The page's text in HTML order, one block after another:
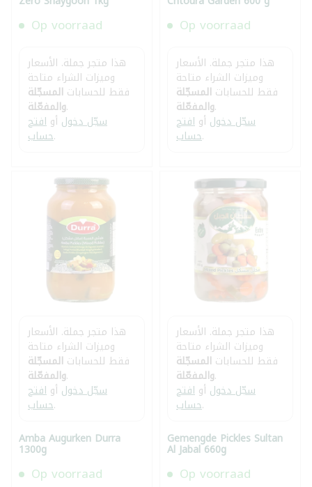
Op voorraad
هذا متجر جملة. الأسعار
وميزات الشراء متاحة
فقط للحسابات المسجّلة
والمفعّلة.
سجّل دخول أو افتح
حساب.
Op voorraad
هذا متجر جملة. الأسعار
وميزات الشراء متاحة
فقط للحسابات المسجّلة
والمفعّلة.
سجّل دخول أو افتح
حساب.
هذا متجر جملة. الأسعار
وميزات الشراء متاحة
فقط للحسابات المسجّلة
والمفعّلة.
سجّل دخول أو افتح
حساب.
Amba Augurken Durra
1300g
Op voorraad
هذا متجر جملة. الأسعار
وميزات الشراء متاحة
فقط للحسابات المسجّلة
والمفعّلة.
سجّل دخول أو افتح
حساب.
Gemengde Pickles Sultan
Al Jabal 660g
Op voorraad